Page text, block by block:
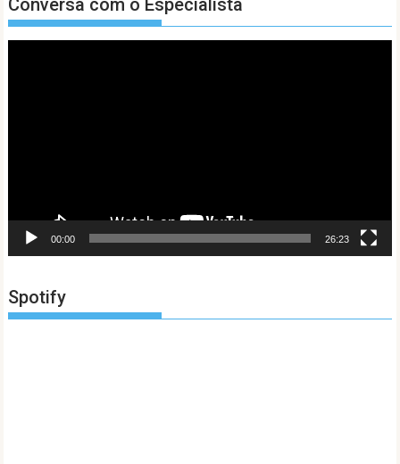
Conversa com o Especialista
00:00 26:23
Spotify